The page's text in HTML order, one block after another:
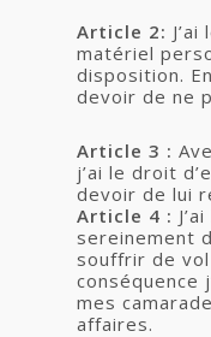
Article 2:
matériel
disposition.
devoir de ne
Article 3 :
j’ai le droit
devoir de lui
Article 4 :
sereinement
souffrir de
conséquence
mes
affaires.